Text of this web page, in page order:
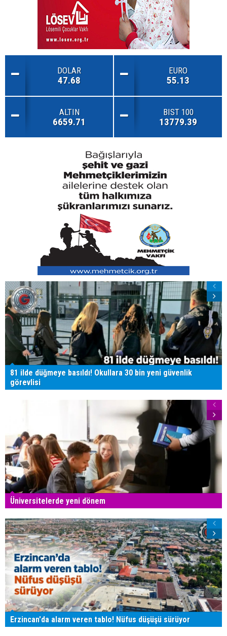
DOLAR
47.68
EURO
55.13
ALTIN
6659.71
BIST 100
13779.39
81 ilde düğmeye basıldı! Okullara 30 bin yeni güvenlik
görevlisi
Üniversitelerde yeni dönem
Erzincan'da alarm veren tablo! Nüfus düşüşü sürüyor